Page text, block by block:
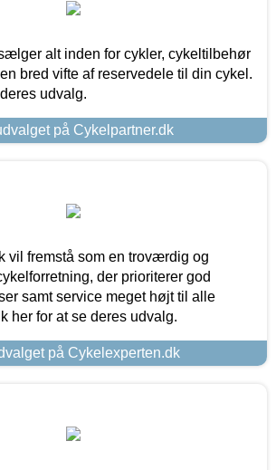
alt inden for cykler, cykeltilbehør
bred vifte af reservedele til din cykel.
udvalg.
på Cykelpartner.dk
vil fremstå som en troværdig og
der prioriterer god
samt service meget højt til alle
her for at se deres udvalg.
på Cykelexperten.dk